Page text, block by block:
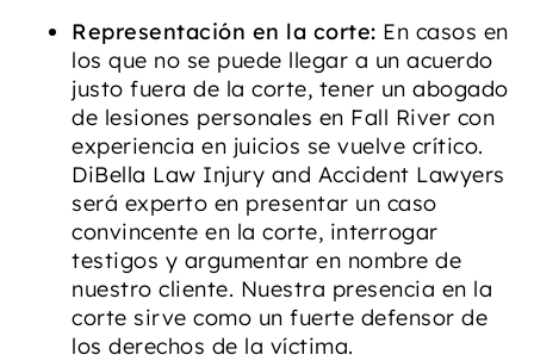
Representación en la corte: En casos en
los que no se puede llegar a un acuerdo
justo fuera de la corte, tener un abogado
de lesiones personales en Fall River con
experiencia en juicios se vuelve crítico.
DiBella Law Injury and Accident Lawyers
será experto en presentar un caso
convincente en la corte, interrogar
testigos y argumentar en nombre de
nuestro cliente. Nuestra presencia en la
corte sirve como un fuerte defensor de
los derechos de la víctima.